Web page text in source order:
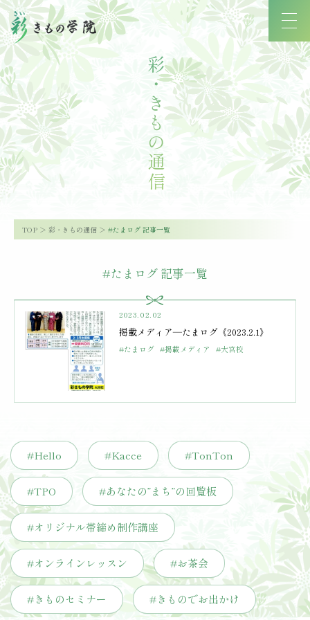
彩・きもの通信
TOP 彩・きもの通信 #たまログ 記事一覧
#たまログ 記事一覧
2023.02.02
掲載メディア―たまログ《2023.2.1》
#たまログ #掲載メディア #大宮校
#Hello #Kacce #TonTon
#TPO #あなたの”まち”の回覧板
#オリジナル帯締め制作講座
#オンラインレッスン #お茶会
#きものセミナー #きものでお出かけ